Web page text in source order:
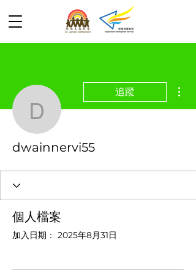
dwainnervi55
追蹤
dwainnervi55
個人檔案
加入日期： 2025年8月31日